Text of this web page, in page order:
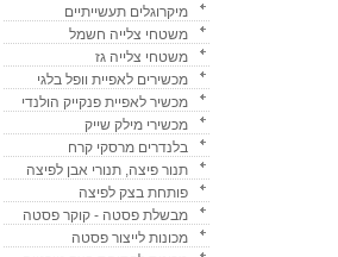
מיקרוגלים תעשייתיים
משטחי צלייה חשמל
משטחי צלייה גז
מכשירים לאפיית וופל בלגי
מכשיר לאפיית פנקייק הולנדי
מכשירי מילק שייק
בלנדרים מרסקי קרח
תנור פיצה, תנורי אבן לפיצה
פותחת בצק לפיצה
מבשלת פסטה - קוקר פסטה
מכונות לייצור פסטה